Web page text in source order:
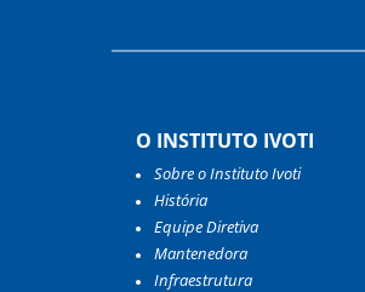
O INSTITUTO IVOTI
Sobre o Instituto Ivoti
História
Equipe Diretiva
Mantenedora
Infraestrutura